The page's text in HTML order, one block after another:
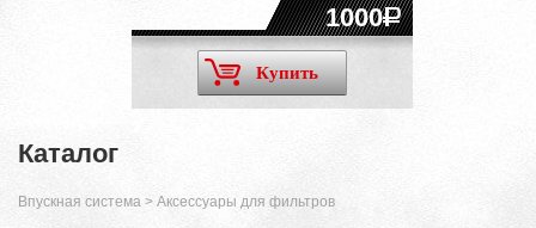
1000
Купить
Каталог
Впускная система > Аксессуары для фильтров